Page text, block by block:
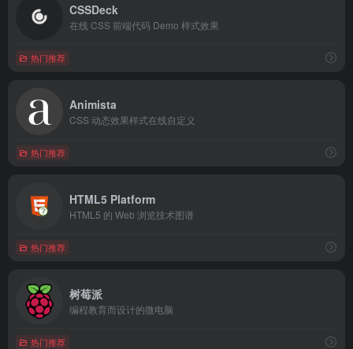
CSSDeck
在线 CSS 前端代码 Demo 样式效果
热门推荐
Animista
CSS 动态效果样式在线自定义
热门推荐
HTML5 Platform
HTML5 的 Web 浏览技术图谱
热门推荐
树莓派
编程教育而设计的微电脑
热门推荐